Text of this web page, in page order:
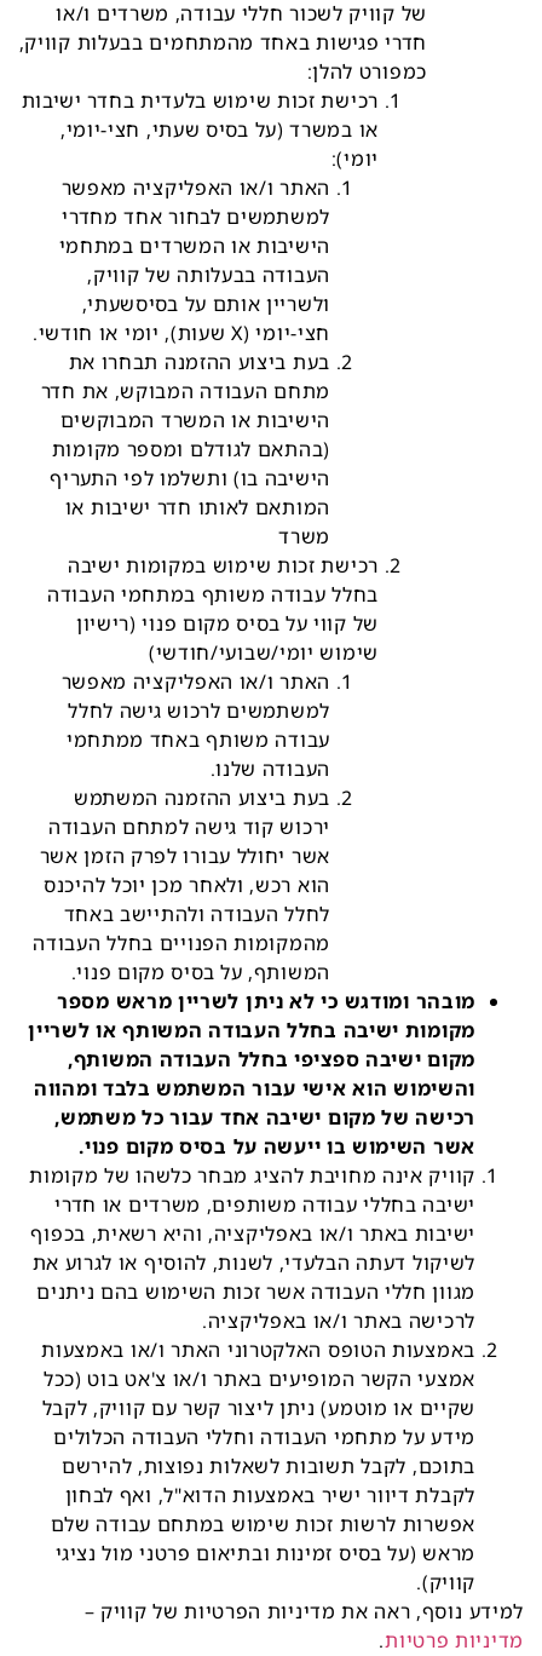
של קוויק לשכור חללי עבודה, משרדים ו/או
חדרי פגישות באחד מהמתחמים בבעלות קוויק,
כמפורט להלן:
רכישת זכות שימוש בלעדית בחדר ישיבות
או במשרד (על בסיס שעתי, חצי-יומי,
יומי):
האתר ו/או האפליקציה מאפשר
למשתמשים לבחור אחד מחדרי
הישיבות או המשרדים במתחמי
העבודה בבעלותה של קוויק,
ולשריין אותם על בסיסשעתי,
חצי-יומי (X שעות), יומי או חודשי.
בעת ביצוע ההזמנה תבחרו את
מתחם העבודה המבוקש, את חדר
הישיבות או המשרד המבוקשים
(בהתאם לגודלם ומספר מקומות
הישיבה בו) ותשלמו לפי התעריף
המותאם לאותו חדר ישיבות או
משרד
רכישת זכות שימוש במקומות ישיבה
בחלל עבודה משותף במתחמי העבודה
של קווי על בסיס מקום פנוי (רישיון
שימוש יומי/שבועי/חודשי)
האתר ו/או האפליקציה מאפשר
למשתמשים לרכוש גישה לחלל
עבודה משותף באחד ממתחמי
העבודה שלנו.
בעת ביצוע ההזמנה המשתמש
ירכוש קוד גישה למתחם העבודה
אשר יחולל עבורו לפרק הזמן אשר
הוא רכש, ולאחר מכן יוכל להיכנס
לחלל העבודה ולהתיישב באחד
מהמקומות הפנויים בחלל העבודה
המשותף, על בסיס מקום פנוי.
מובהר ומודגש כי לא ניתן לשריין מראש מספר
מקומות ישיבה בחלל העבודה המשותף או לשריין
מקום ישיבה ספציפי בחלל העבודה המשותף,
והשימוש הוא אישי עבור המשתמש בלבד ומהווה
רכישה של מקום ישיבה אחד עבור כל משתמש,
אשר השימוש בו ייעשה על בסיס מקום פנוי.
קוויק אינה מחויבת להציג מבחר כלשהו של מקומות
ישיבה בחללי עבודה משותפים, משרדים או חדרי
ישיבות באתר ו/או באפליקציה, והיא רשאית, בכפוף
לשיקול דעתה הבלעדי, לשנות, להוסיף או לגרוע את
מגוון חללי העבודה אשר זכות השימוש בהם ניתנים
לרכישה באתר ו/או באפליקציה.
באמצעות הטופס האלקטרוני האתר ו/או באמצעות
אמצעי הקשר המופיעים באתר ו/או צ'אט בוט (ככל
שקיים או מוטמע) ניתן ליצור קשר עם קוויק, לקבל
מידע על מתחמי העבודה וחללי העבודה הכלולים
בתוכם, לקבל תשובות לשאלות נפוצות, להירשם
לקבלת דיוור ישיר באמצעות הדוא"ל, ואף לבחון
אפשרות לרשות זכות שימוש במתחם עבודה שלם
מראש (על בסיס זמינות ובתיאום פרטני מול נציגי
קוויק).
למידע נוסף, ראה את מדיניות הפרטיות של קוויק –
מדיניות פרטיות.